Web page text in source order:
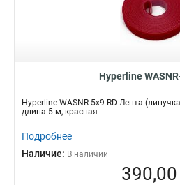
Hyperline
Hyperline WASNR-5x9-RD Лента
длина 5 м, красная
Подробнее
Наличие: В наличии